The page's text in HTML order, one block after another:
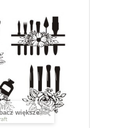
większe